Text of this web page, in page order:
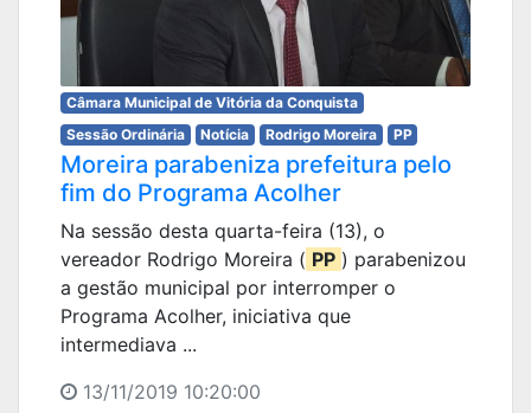
Câmara Municipal de Vitória da Conquista
Sessão Ordinária
Notícia Rodrigo Moreira PP
Moreira parabeniza prefeitura pelo
fim do Programa Acolher
Na sessão desta quarta-feira (13), o
vereador Rodrigo Moreira ( PP ) parabenizou
a gestão municipal por interromper o
Programa Acolher, iniciativa que
intermediava ...
13/11/2019 10:20:00